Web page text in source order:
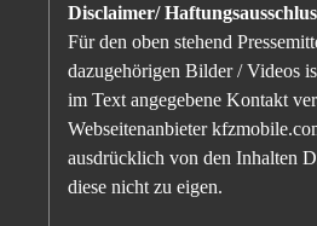
Disclaimer/
Für den oben stehend
dazugehörigen Bilder / Videos
im Text angegebene Kontakt
Webseitenanbieter
ausdrücklich von den Inhalten
diese nicht zu eigen.